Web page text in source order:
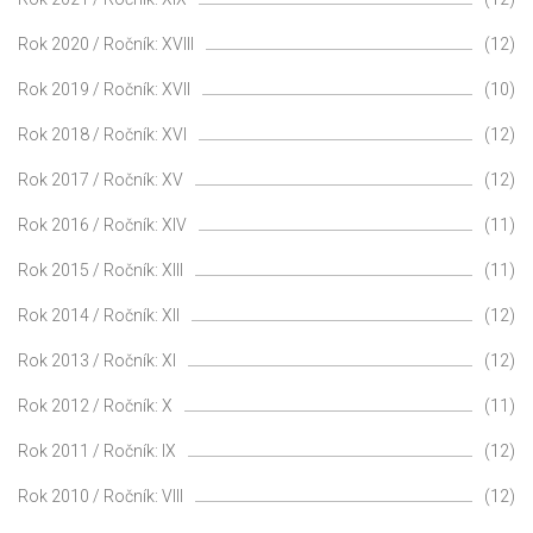
Rok 2020 / Ročník: XVIII (12)
Rok 2019 / Ročník: XVII (10)
Rok 2018 / Ročník: XVI (12)
Rok 2017 / Ročník: XV (12)
Rok 2016 / Ročník: XIV (11)
Rok 2015 / Ročník: XIII (11)
Rok 2014 / Ročník: XII (12)
Rok 2013 / Ročník: XI (12)
Rok 2012 / Ročník: X (11)
Rok 2011 / Ročník: IX (12)
Rok 2010 / Ročník: VIII (12)